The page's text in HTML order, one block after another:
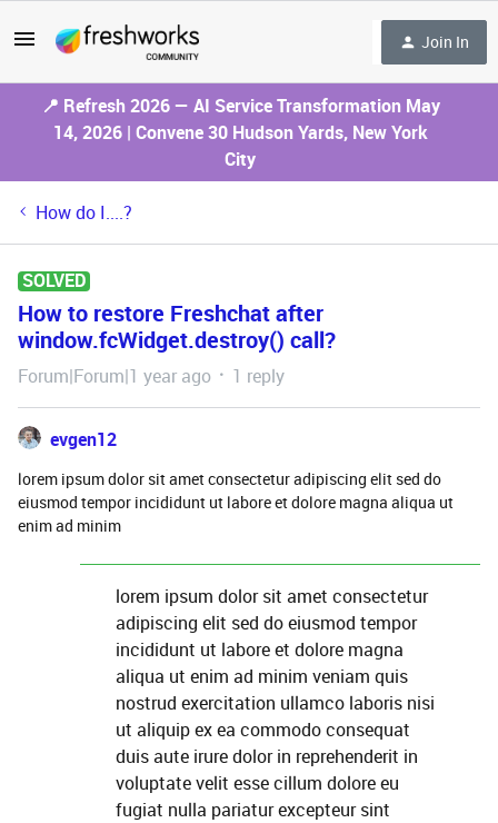
Join In
📍 Refresh 2026 — AI Service Transformation May
14, 2026 | Convene 30 Hudson Yards, New York
City
How do I....?
SOLVED
How to restore Freshchat after
window.fcWidget.destroy() call?
Forum|Forum|1 year ago 1 reply
evgen12
lorem ipsum dolor sit amet consectetur adipiscing elit sed do
eiusmod tempor incididunt ut labore et dolore magna aliqua ut
enim ad minim
lorem ipsum dolor sit amet consectetur
adipiscing elit sed do eiusmod tempor
incididunt ut labore et dolore magna
aliqua ut enim ad minim veniam quis
nostrud exercitation ullamco laboris nisi
ut aliquip ex ea commodo consequat
duis aute irure dolor in reprehenderit in
voluptate velit esse cillum dolore eu
fugiat nulla pariatur excepteur sint